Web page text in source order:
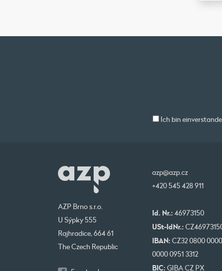
Ich bin
AZP Brno s.r.o.
U Sýpky 555
Rajhradice, 664 61
The Czech Republic
azp@azp.cz
+420 545 428 911
Id. Nr.: 46973150
USt-IdNr.:
IBAN: CZ32 0800 0000
0000 0951 3312
BIC: GIBA CZ PX